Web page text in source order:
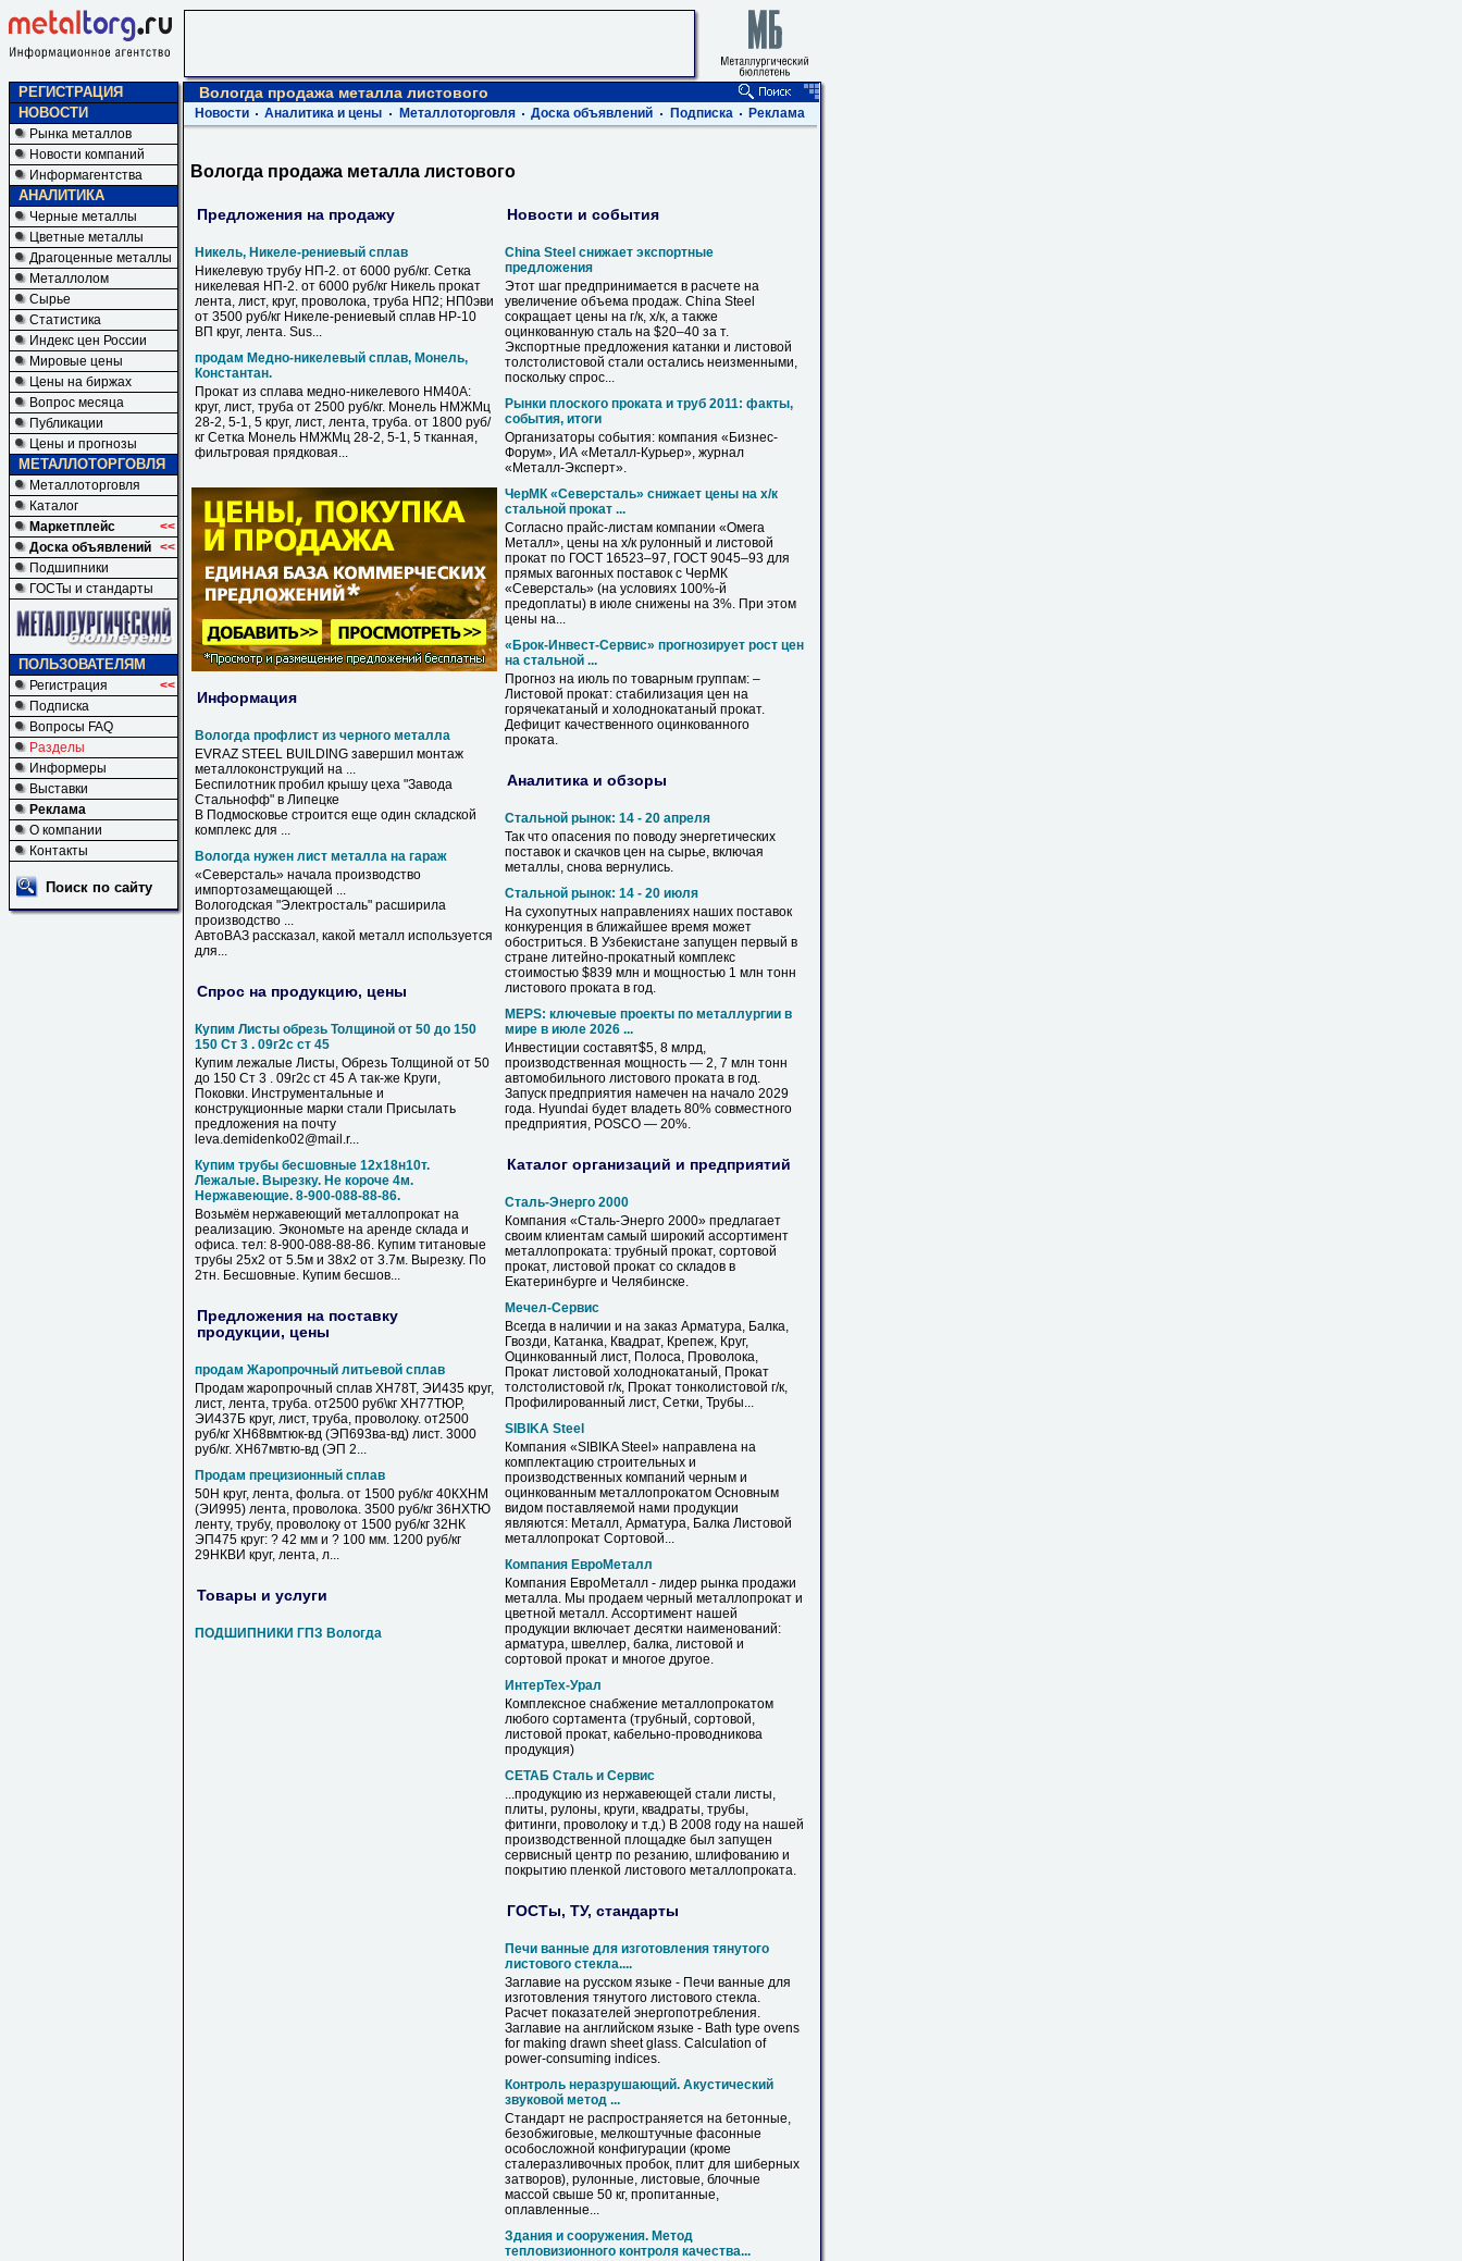
РЕГИСТРАЦИЯ
НОВОСТИ
Рынка металлов
Новости компаний
Информагентства
АНАЛИТИКА
Черные металлы
Цветные металлы
Драгоценные металлы
Металлолом
Сырье
Статистика
Индекс цен России
Мировые цены
Цены на биржах
Вопрос месяца
Публикации
Цены и прогнозы
МЕТАЛЛОТОРГОВЛЯ
Металлоторговля
Каталог
Маркетплейс
<<
Доска объявлений <<
Подшипники
ГОСТы и стандарты
ПОЛЬЗОВАТЕЛЯМ
Регистрация
<<
Подписка
Вопросы FAQ
Разделы
Информеры
Выставки
Реклама
О компании
Контакты
Поиск по сайту
Вологда продажа металла листового
Новости Аналитика и цены Металлоторговля Доска объявлений Подписка Реклама
Вологда продажа металла листового
Предложения на продажу
Никель, Никеле-рениевый сплав
Никелевую трубу НП-2. от 6000 руб/кг. Сетка
никелевая НП-2. от 6000 руб/кг Никель прокат
лента, лист, круг, проволока, труба НП2; НП0эви
от 3500 руб/кг Никеле-рениевый сплав НР-10
ВП круг, лента. Sus...
продам Медно-никелевый сплав, Монель,
Константан.
Прокат из сплава медно-никелевого НМ40А:
круг, лист, труба от 2500 руб/кг. Монель НМЖМц
28-2, 5-1, 5 круг, лист, лента, труба. от 1800 руб/
кг Сетка Монель НМЖМц 28-2, 5-1, 5 тканная,
фильтровая прядковая...
Информация
Вологда профлист из черного металла
EVRAZ STEEL BUILDING завершил монтаж
металлоконструкций на ...
Беспилотник пробил крышу цеха "Завода
Стальнофф" в Липецке
В Подмосковье строится еще один складской
комплекс для ...
Вологда нужен лист металла на гараж
«Северсталь» начала производство
импортозамещающей ...
Вологодская "Электросталь" расширила
производство ...
АвтоВАЗ рассказал, какой металл используется
для...
Спрос на продукцию, цены
Купим Листы обрезь Толщиной от 50 до 150
150 Ст 3 . 09г2с ст 45
Купим лежалые Листы, Обрезь Толщиной от 50
до 150 Ст 3 . 09г2с ст 45 А так-же Круги,
Поковки. Инструментальные и
конструкционные марки стали Присылать
предложения на почту
leva.demidenko02@mail.r...
Купим трубы бесшовные 12х18н10т.
Лежалые. Вырезку. Не короче 4м.
Нержавеющие. 8-900-088-88-86.
Возьмём нержавеющий металлопрокат на
реализацию. Экономьте на аренде склада и
офиса. тел: 8-900-088-88-86. Купим титановые
трубы 25х2 от 5.5м и 38х2 от 3.7м. Вырезку. По
2тн. Бесшовные. Купим бесшов...
Предложения на поставку
продукции, цены
продам Жаропрочный литьевой сплав
Продам жаропрочный сплав ХН78Т, ЭИ435 круг,
лист, лента, труба. от2500 руб\кг ХН77ТЮР,
ЭИ437Б круг, лист, труба, проволоку. от2500
руб/кг ХН68вмтюк-вд (ЭП693ва-вд) лист. 3000
руб/кг. ХН67мвтю-вд (ЭП 2...
Продам прецизионный сплав
50Н круг, лента, фольга. от 1500 руб/кг 40КХНМ
(ЭИ995) лента, проволока. 3500 руб/кг 36НХТЮ
ленту, трубу, проволоку от 1500 руб/кг 32НК
ЭП475 круг: ? 42 мм и ? 100 мм. 1200 руб/кг
29НКВИ круг, лента, л...
Товары и услуги
ПОДШИПНИКИ ГПЗ Вологда
Новости и события
China Steel снижает экспортные
предложения
Этот шаг предпринимается в расчете на
увеличение объема продаж. China Steel
сокращает цены на г/к, х/к, а также
оцинкованную сталь на $20–40 за т.
Экспортные предложения катанки и листовой
толстолистовой стали остались неизменными,
поскольку спрос...
Рынки плоского проката и труб 2011: факты,
события, итоги
Организаторы события: компания «Бизнес-
Форум», ИА « Металл-Курьер», журнал
« Металл-Эксперт».
ЧерМК «Северсталь» снижает цены на х/к
стальной прокат ...
Согласно прайс-листам компании «Омега
Металл», цены на х/к рулонный и листовой
прокат по ГОСТ 16523–97, ГОСТ 9045–93 для
прямых вагонных поставок с ЧерМК
«Северсталь» (на условиях 100%-й
предоплаты) в июле снижены на 3%. При этом
цены на...
«Брок-Инвест-Сервис» прогнозирует рост цен
на стальной ...
Прогноз на июль по товарным группам: –
Листовой прокат: стабилизация цен на
горячекатаный и холоднокатаный прокат.
Дефицит качественного оцинкованного
проката.
Аналитика и обзоры
Стальной рынок: 14 - 20 апреля
Так что опасения по поводу энергетических
поставок и скачков цен на сырье, включая
металлы, снова вернулись.
Стальной рынок: 14 - 20 июля
На сухопутных направлениях наших поставок
конкуренция в ближайшее время может
обостриться. В Узбекистане запущен первый в
стране литейно-прокатный комплекс
стоимостью $839 млн и мощностью 1 млн тонн
листового проката в год.
MEPS: ключевые проекты по металлургии в
мире в июле 2026 ...
Инвестиции составят$5, 8 млрд,
производственная мощность — 2, 7 млн тонн
автомобильного листового проката в год.
Запуск предприятия намечен на начало 2029
года. Hyundai будет владеть 80% совместного
предприятия, POSCO — 20%.
Каталог организаций и предприятий
Сталь-Энерго 2000
Компания «Сталь-Энерго 2000» предлагает
своим клиентам самый широкий ассортимент
металлопроката: трубный прокат, сортовой
прокат, листовой прокат со складов в
Екатеринбурге и Челябинске.
Мечел-Сервис
Всегда в наличии и на заказ Арматура, Балка,
Гвозди, Катанка, Квадрат, Крепеж, Круг,
Оцинкованный лист, Полоса, Проволока,
Прокат листовой холоднокатаный, Прокат
толстолистовой г/к, Прокат тонколистовой г/к,
Профилированный лист, Сетки, Трубы...
SIBIKA Steel
Компания «SIBIKA Steel» направлена на
комплектацию строительных и
производственных компаний черным и
оцинкованным металлопрокатом Основным
видом поставляемой нами продукции
являются: Металл, Арматура, Балка Листовой
металлопрокат Сортовой...
Компания ЕвроМеталл
Компания ЕвроМеталл - лидер рынка продажи
металла. Мы продаем черный металлопрокат и
цветной металл. Ассортимент нашей
продукции включает десятки наименований:
арматура, швеллер, балка, листовой и
сортовой прокат и многое другое.
ИнтерТех-Урал
Комплексное снабжение металлопрокатом
любого сортамента (трубный, сортовой,
листовой прокат, кабельно-проводникова
продукция)
СЕТАБ Сталь и Сервис
...продукцию из нержавеющей стали листы,
плиты, рулоны, круги, квадраты, трубы,
фитинги, проволоку и т.д.) В 2008 году на нашей
производственной площадке был запущен
сервисный центр по резанию, шлифованию и
покрытию пленкой листового металлопроката.
ГОСТы, ТУ, стандарты
Печи ванные для изготовления тянутого
листового стекла....
Заглавие на русском языке - Печи ванные для
изготовления тянутого листового стекла.
Расчет показателей энергопотребления.
Заглавие на английском языке - Bath type ovens
for making drawn sheet glass. Calculation of
power-consuming indices.
Контроль неразрушающий. Акустический
звуковой метод ...
Стандарт не распространяется на бетонные,
безобжиговые, мелкоштучные фасонные
особосложной конфигурации (кроме
сталеразливочных пробок, плит для шиберных
затворов), рулонные, листовые, блочные
массой свыше 50 кг, пропитанные,
оплавленные...
Здания и сооружения. Метод
тепловизионного контроля качества...